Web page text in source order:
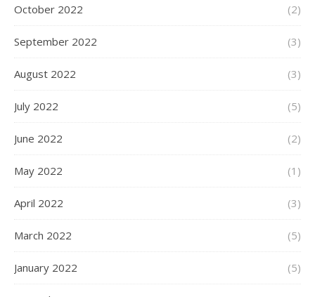
October 2022 (2)
September 2022 (3)
August 2022 (3)
July 2022 (5)
June 2022 (2)
May 2022 (1)
April 2022 (3)
March 2022 (5)
January 2022 (5)